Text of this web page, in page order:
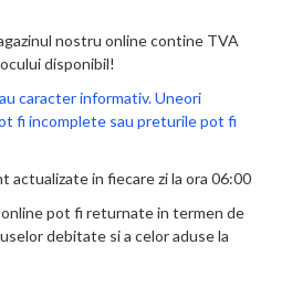
nostru online contine TVA
disponibil!
caracter informativ. Uneori
fi incomplete sau preturile pot fi
actualizate in fiecare zi la ora 06:00
pot fi returnate in termen de
debitate si a celor aduse la